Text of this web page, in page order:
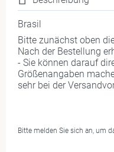
Brasil
Bitte zunächst oben
Nach der Bestellung
- Sie können darauf
Größenangaben
sehr bei der
Bitte melden Sie sich an, um